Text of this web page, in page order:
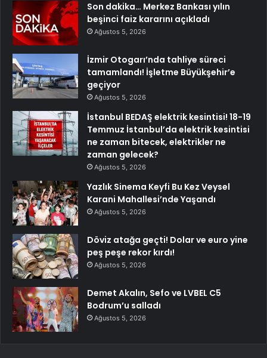
Son dakika… Merkez Bankası yılın
beşinci faiz kararını açıkladı
Ağustos 5, 2026
İzmir Otogarı’nda tahliye süreci
tamamlandı! İşletme Büyükşehir’e
geçiyor
Ağustos 5, 2026
İstanbul BEDAŞ elektrik kesintisi! 18-19
Temmuz İstanbul’da elektrik kesintisi
ne zaman bitecek, elektrikler ne
zaman gelecek?
Ağustos 5, 2026
Yazlık Sinema Keyfi Bu Kez Veysel
Karani Mahallesi’nde Yaşandı
Ağustos 5, 2026
Döviz atağa geçti! Dolar ve euro yine
peş peşe rekor kırdı!
Ağustos 5, 2026
Demet Akalın, Sefo ve LVBEL C5
Bodrum’u salladı
Ağustos 5, 2026